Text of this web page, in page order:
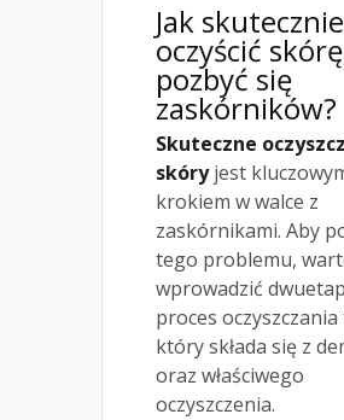
Jak skutecznie
oczyścić
pozbyć się
zaskórników?
Skuteczne
skóryjest
krokiem w walce z
zaskórnikami. Aby
tego problemu,
wprowadzić
proces
który składa się z
oraz właściwego
oczyszczenia.